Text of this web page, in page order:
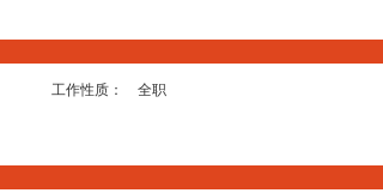
工作性质：
全职